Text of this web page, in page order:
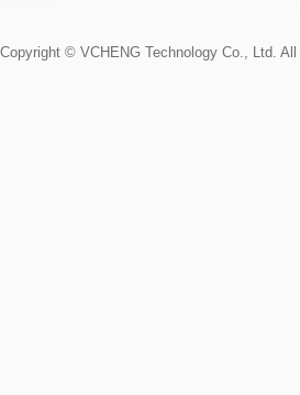
Copyright © VCHENG Technology